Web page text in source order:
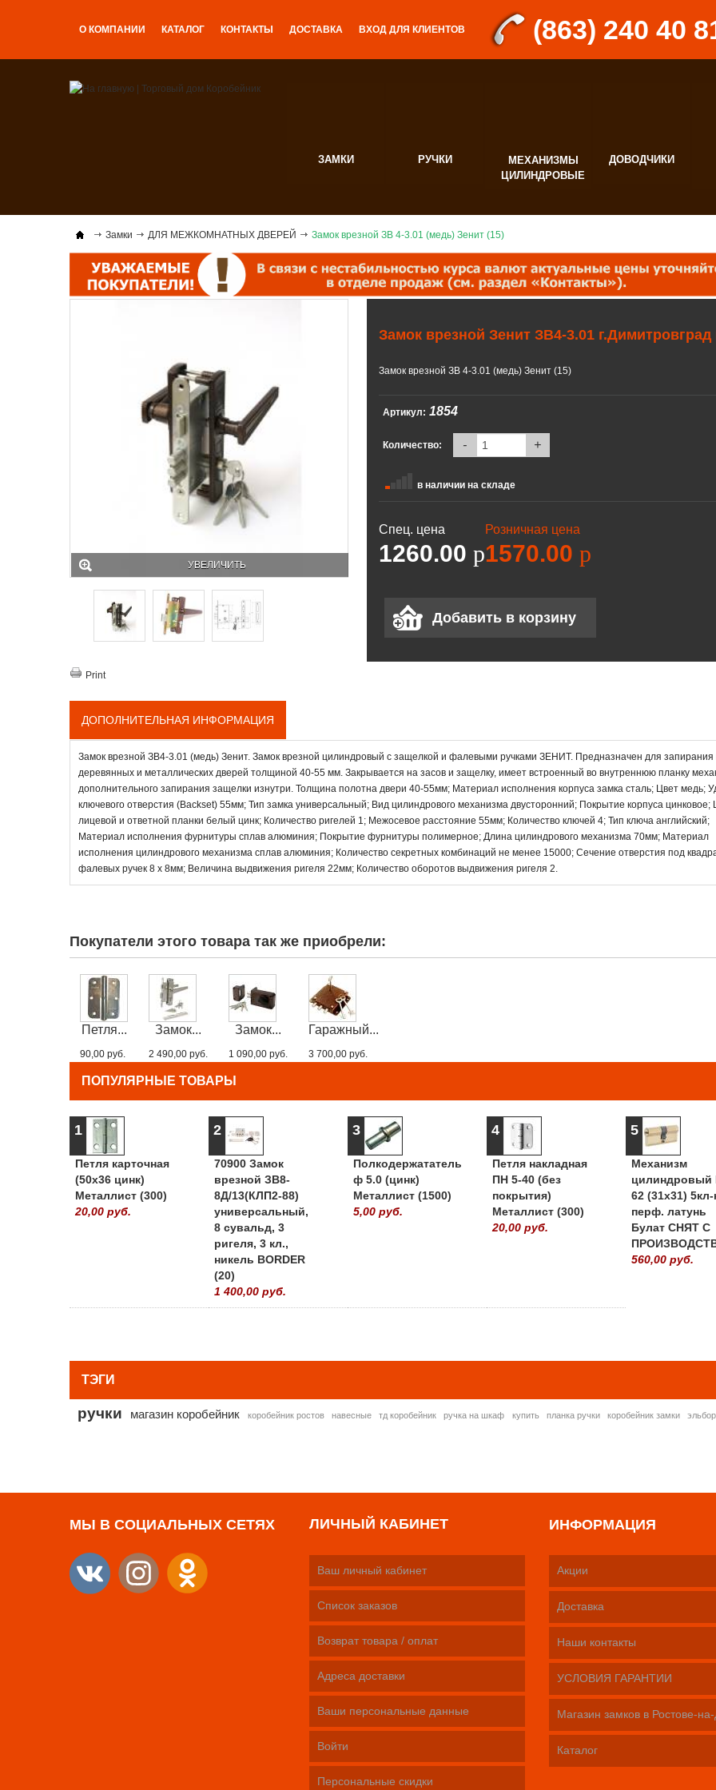
О КОМПАНИИ КАТАЛОГ КОНТАКТЫ ДОСТАВКА ВХОД ДЛЯ КЛИЕНТОВ
ЗАМКИ РУЧКИ
МЕХАНИЗМЫ
ЦИЛИНДРОВЫЕ
ДОВОДЧИКИ
(863) 240 40
Замки ДЛЯ МЕЖКОМНАТНЫХ ДВЕРЕЙ Замок врезной ЗВ 4-3.01 (медь) Зенит (15)
УВЕЛИЧИТЬ
Print
Замок врезной Зенит ЗВ4-3.01
Замок врезной ЗВ 4-3.01 (медь) Зенит (15)
Артикул: 1854
Количество: - +
в наличии на складе
Спец. цена
1260.00 p
Розничная цена
1570.00 p
ДОПОЛНИТЕЛЬНАЯ ИНФОРМАЦИЯ
Замок врезной ЗВ4-3.01 (медь) Зенит. Замок врезной цилиндровый с защелкой и фалевыми ручками ЗЕНИТ. Предназначен для запирания
деревянных и металлических дверей толщиной 40-55 мм. Закрывается на засов и защелку, имеет встроенный во внутреннюю планку
дополнительного запирания защелки изнутри. Толщина полотна двери 40-55мм; Материал исполнения корпуса замка сталь; Цвет медь;
ключевого отверстия (Backset) 55мм; Тип замка универсальный; Вид цилиндрового механизма двусторонний; Покрытие корпуса цинковое;
лицевой и ответной планки белый цинк; Количество ригелей 1; Межосевое расстояние 55мм; Количество ключей 4; Тип ключа английский;
Материал исполнения фурнитуры сплав алюминия; Покрытие фурнитуры полимерное; Длина цилиндрового механизма 70мм; Материал
исполнения цилиндрового механизма сплав алюминия; Количество секретных комбинаций не менее 15000; Сечение отверстия под
фалевых ручек 8 х 8мм; Величина выдвижения ригеля 22мм; Количество оборотов выдвижения ригеля 2.
Покупатели этого товара так же приобрели:
Петля...
90,00 руб.
Замок...
2 490,00 руб.
Замок...
1 090,00 руб.
Гаражный...
3 700,00 руб.
ПОПУЛЯРНЫЕ ТОВАРЫ
1
Петля карточная
(50х36 цинк)
Металлист (300)
20,00 руб.
2
70900 Замок
врезной ЗВ8-
8Д/13(КЛП2-88)
универсальный,
8 сувальд, 3
ригеля, 3 кл.,
никель BORDER
(20)
1 400,00 руб.
3
Полкодержататель
ф 5.0 (цинк)
Металлист (1500)
5,00 руб.
4
Петля накладная
ПН 5-40 (без
покрытия)
Металлист (300)
20,00 руб.
5
Механизм
цилиндровый
62 (31х31) 5кл-
перф. латунь
Булат СНЯТ С
560,00 руб.
ТЭГИ
ручки магазин коробейник коробейник ростов навесные тд коробейник ручка на шкаф купить планка ручки коробейник замки эльбор
МЫ В СОЦИАЛЬНЫХ СЕТЯХ ЛИЧНЫЙ КАБИНЕТ
Ваш личный кабинет
Список заказов
Возврат товара / оплат
Адреса доставки
Ваши персональные данные
Войти
Персональные скидки
ИНФОРМАЦИЯ
Акции
Доставка
Наши контакты
УСЛОВИЯ ГАРАНТИИ
Магазин замков в Ростове-
Каталог